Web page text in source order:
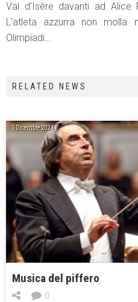
Val d’Isère davanti ad Alice
L’atleta azzurra non molla
Olimpiadi…
RELATED NEWS
5 Dicembre 2024
Musica del piffero
0